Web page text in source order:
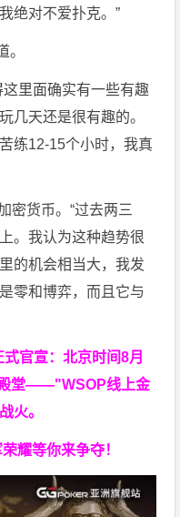
绝对不爱扑克。”
。
里面确实有一些有趣
几天还是很有趣的。
练12-15个小时，我真
密货币。“过去两三
。我认为这种趋势很
的机会相当大，我发
零和博弈，而且它与
官宣：北京时间8月
殿堂——"WSOP线上金
火。
耀等你来争夺！